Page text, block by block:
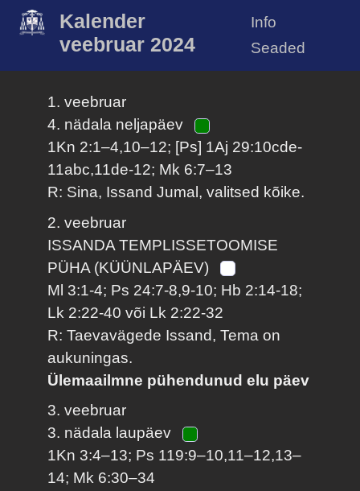
Kalender
veebruar 2024
Info
Seaded
1. veebruar
4. nädala neljapäev
1Kn 2:1–4,10–12; [Ps] 1Aj 29:10cde-
11abc,11de-12; Mk 6:7–13
R: Sina, Issand Jumal, valitsed kõike.
2. veebruar
ISSANDA TEMPLISSETOOMISE
PÜHA (KÜÜNLAPÄEV)
Ml 3:1-4; Ps 24:7-8,9-10; Hb 2:14-18;
Lk 2:22-40 või Lk 2:22-32
R: Taevavägede Issand, Tema on
aukuningas.
Ülemaailmne pühendunud elu päev
3. veebruar
3. nädala laupäev
1Kn 3:4–13; Ps 119:9–10,11–12,13–
14; Mk 6:30–34